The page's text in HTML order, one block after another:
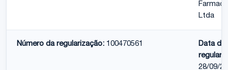
Ltda
Número da regularização: 100470561
Data da
28/09/